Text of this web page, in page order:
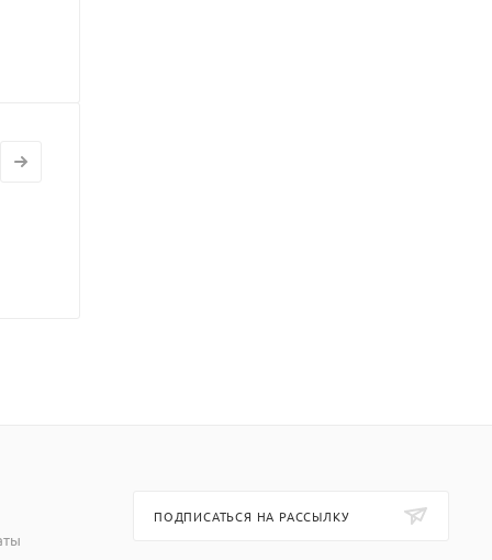
ПОДПИСАТЬСЯ НА РАССЫЛКУ